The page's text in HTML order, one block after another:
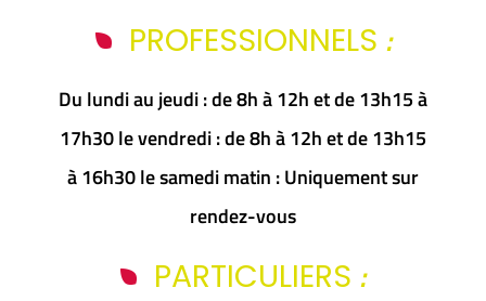
PROFESSIONNELS :
Du lundi au jeudi : de 8h à 12h et de 13h15 à
17h30 le vendredi : de 8h à 12h et de 13h15
à 16h30 le samedi matin : Uniquement sur
rendez-vous
PARTICULIERS :